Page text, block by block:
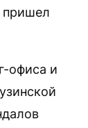
пришел
офиса и